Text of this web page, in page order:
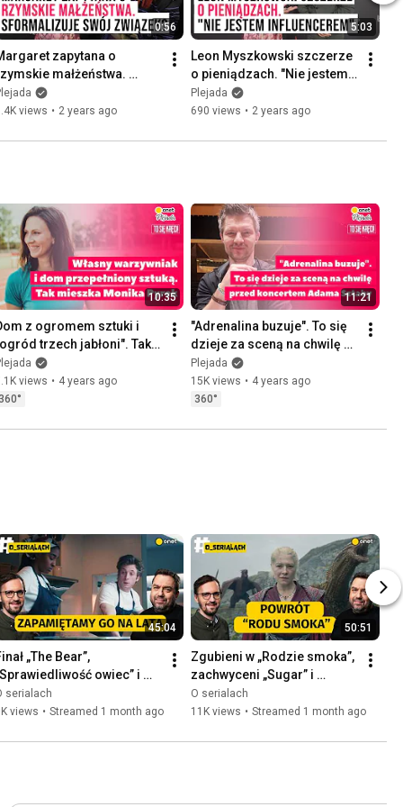
0:56
zapytana o
małżeństwa.
swój związek?
views • 2 years ago
5:03
Leon Myszkowski szczerze
o pieniądzach. "Nie jestem
influencerem" |Plejada
Plejada
690 views • 2 years ago
10:35
z ogromem sztuki i
trzech jabłoni". Tak
Monika Pyrek  | To
kręci!  #5
views • 4 years ago
360°
11:21
"Adrenalina buzuje". To się
dzieje za sceną na chwilę
przed koncertem Adama
Sztaby | To się kręci #6
Plejada
15K views • 4 years ago
360°
45:04
„The Bear”,
owiec” i
Duttonów”
serialach
views • Streamed 1 month ago
50:51
Zgubieni w „Rodzie smoka”,
zachwyceni „Sugar” i
rozczarowani nową
ekranizacją Cobena
O serialach
11K views • Streamed 1 month ago